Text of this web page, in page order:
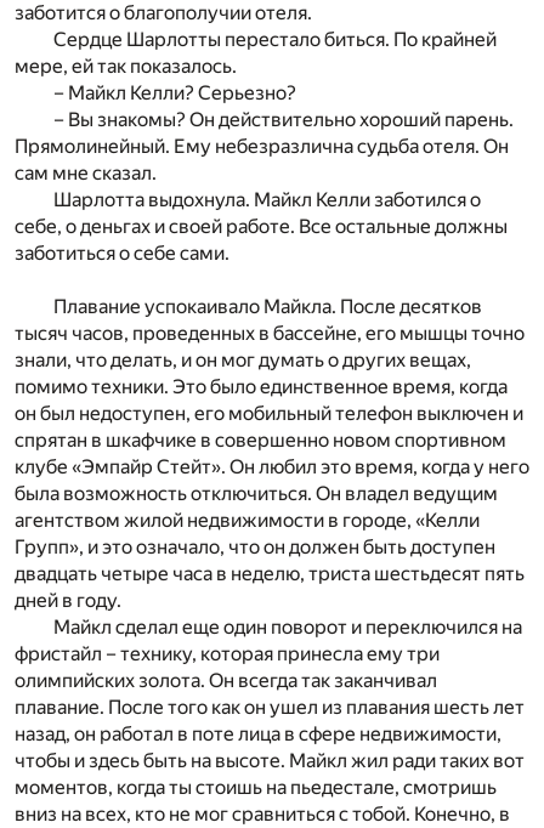
заботится о благополучии отеля.
Сердце Шарлотты перестало биться. По крайней
мере, ей так показалось.
– Майкл Келли? Серьезно?
– Вы знакомы? Он действительно хороший парень.
Прямолинейный. Ему небезразлична судьба отеля. Он
сам мне сказал.
Шарлотта выдохнула. Майкл Келли заботился о
себе, о деньгах и своей работе. Все остальные должны
заботиться о себе сами.
Плавание успокаивало Майкла. После десятков
тысяч часов, проведенных в бассейне, его мышцы точно
знали, что делать, и он мог думать о других вещах,
помимо техники. Это было единственное время, когда
он был недоступен, его мобильный телефон выключен и
спрятан в шкафчике в совершенно новом спортивном
клубе «Эмпайр Стейт». Он любил это время, когда у него
была возможность отключиться. Он владел ведущим
агентством жилой недвижимости в городе, «Келли
Групп», и это означало, что он должен быть доступен
двадцать четыре часа в неделю, триста шестьдесят пять
дней в году.
Майкл сделал еще один поворот и переключился на
фристайл – технику, которая принесла ему три
олимпийских золота. Он всегда так заканчивал
плавание. После того как он ушел из плавания шесть лет
назад, он работал в поте лица в сфере недвижимости,
чтобы и здесь быть на высоте. Майкл жил ради таких вот
моментов, когда ты стоишь на пьедестале, смотришь
вниз на всех, кто не мог сравниться с тобой. Конечно, в